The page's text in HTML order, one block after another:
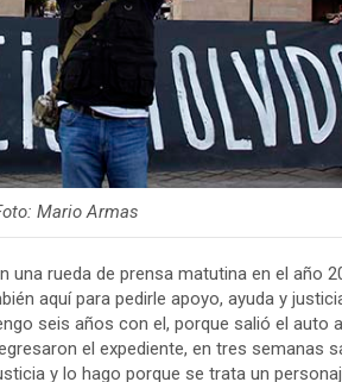
Mario Armas
rueda de prensa matutina en el año
aquí para pedirle apoyo, ayuda y
seis años con el, porque salió el auto
el expediente, en tres semanas
y lo hago porque se trata un